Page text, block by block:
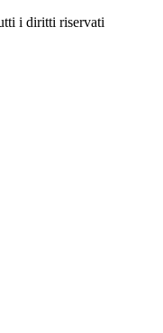
i diritti riservati